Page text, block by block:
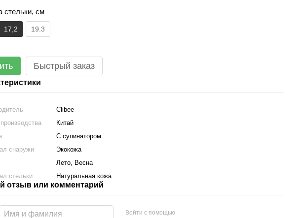
стельки, см
17,2 19.3
Быстрый заказ
Clibee
Китай
С супинатором
снаружи
Экокожа
Лето, Весна
стельки
Натуральная кожа
отзыв или комментарий
Войти с помощью